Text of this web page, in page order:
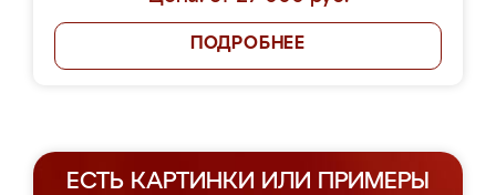
ПОДРОБНЕЕ
ЕСТЬ КАРТИНКИ ИЛИ ПРИМЕРЫ